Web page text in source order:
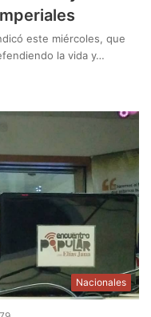
este miércoles, que
la vida y…
Nacionales